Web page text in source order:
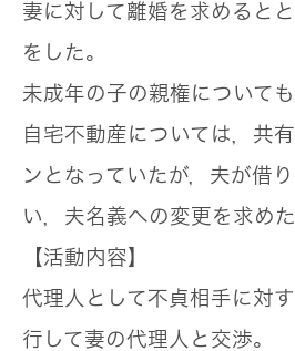
妻に対して離婚を求めると
をした。
未成年の子の親権について
自宅不動産については，共
ンとなっていたが，夫が借
い，夫名義への変更を求めた
【活動内容】
代理人として不貞相手に対
行して妻の代理人と交渉。